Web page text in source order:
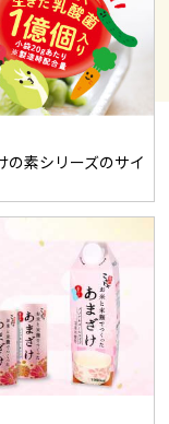
の素シリーズのサイ